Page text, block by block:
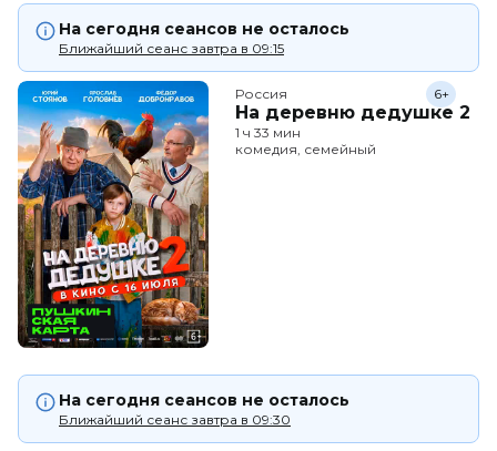
На сегодня сеансов не осталось
Ближайший сеанс завтра в 09:15
Россия
На деревню дедушке 2
6+
1 ч 33 мин
комедия, семейный
На сегодня сеансов не осталось
Ближайший сеанс завтра в 09:30